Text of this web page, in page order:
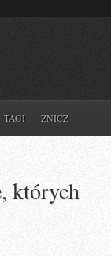
TAGI ZNICZ
których